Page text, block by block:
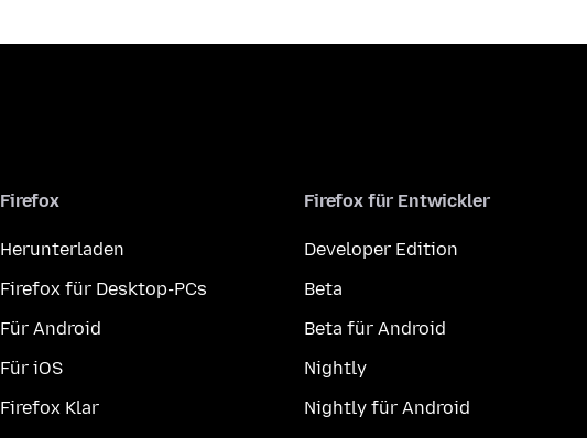
Firefox
Herunterladen
Firefox für Desktop-PCs
Für Android
Für iOS
Firefox Klar
Firefox für Entwickler
Developer Edition
Beta
Beta für Android
Nightly
Nightly für Android